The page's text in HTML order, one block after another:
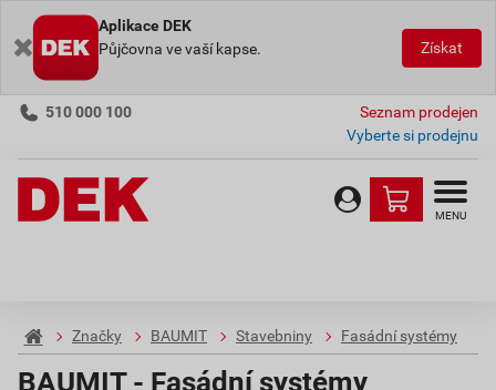
Aplikace DEK
Půjčovna ve vaší kapse.
Získat
510 000 100
Seznam prodejen
Vyberte si prodejnu
MENU
Značky BAUMIT Stavebniny Fasádní systémy
BAUMIT - Fasádní systémy